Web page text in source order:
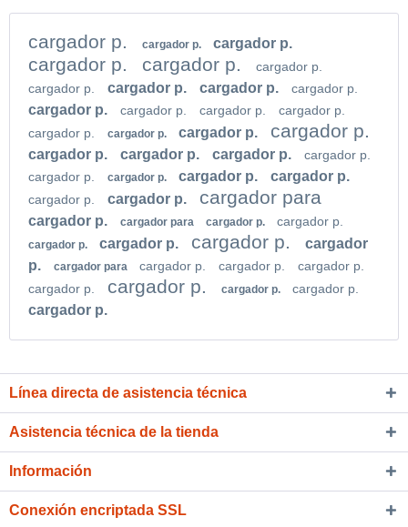
cargador p. cargador p. cargador p.
cargador p. cargador p.
cargador p.
cargador p.
cargador p. cargador p. cargador p.
cargador p. cargador p. cargador p.
cargador p.
cargador p.
cargador p. cargador p. cargador p.
cargador p. cargador p. cargador p.
cargador p.
cargador p.
cargador p. cargador p. cargador p.
cargador p. cargador p. cargador para
cargador p. cargador para cargador p. cargador p.
cargador p. cargador p. cargador p.
cargador
p.
cargador para cargador p. cargador p.
cargador p.
cargador p.
cargador p. cargador p. cargador p.
cargador p.
Línea directa de asistencia técnica
Asistencia técnica de la tienda
Información
Conexión encriptada SSL